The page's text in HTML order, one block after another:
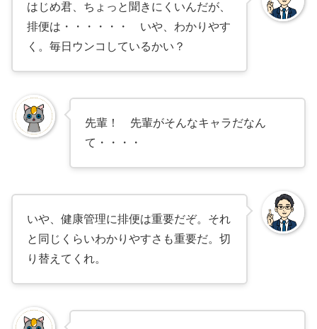
はじめ君、ちょっと聞きにくいんだが、
排便は・・・・・・ いや、わかりやす
く。毎日ウンコしているかい？
先輩！ 先輩がそんなキャラだなん
て・・・・
いや、健康管理に排便は重要だぞ。それ
と同じくらいわかりやすさも重要だ。切
り替えてくれ。